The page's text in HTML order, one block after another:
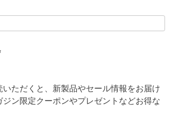
ただくと、新製品やセール情報をお届け
ジン限定クーポンやプレゼントなどお得な